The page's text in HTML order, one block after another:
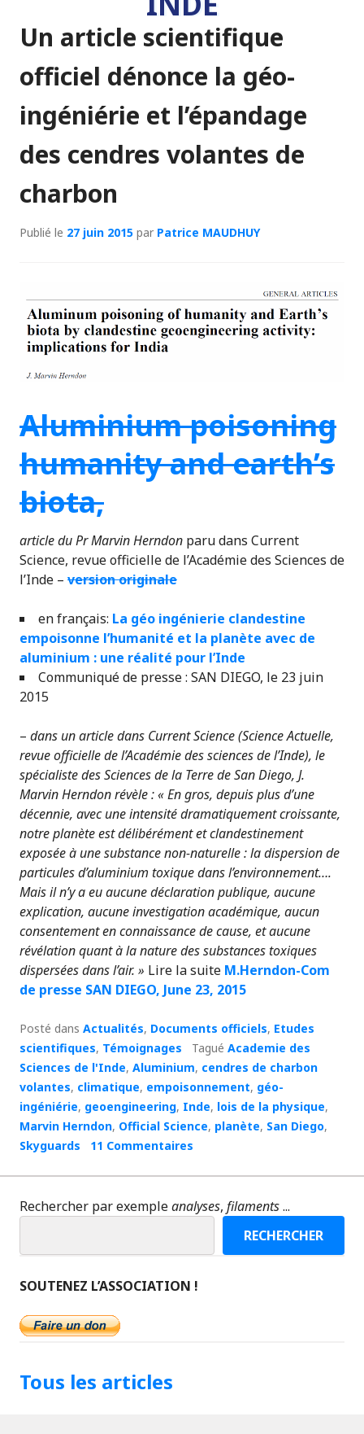
Un article scientifique
officiel dénonce la géo-
ingéniérie et l’épandage
des cendres volantes de
charbon
Publié le 27 juin 2015 par Patrice MAUDHUY
Aluminium poisoning
humanity and earth’s
biota,
article du Pr Marvin Herndon paru dans Current
Science, revue officielle de l’Académie des Sciences de
l’Inde – version originale
en français: La géo ingénierie clandestine
empoisonne l’humanité et la planète avec de
aluminium : une réalité pour l’Inde
Communiqué de presse : SAN DIEGO, le 23 juin
2015
– dans un article dans Current Science (Science Actuelle,
revue officielle de l’Académie des sciences de l’Inde), le
spécialiste des Sciences de la Terre de San Diego, J.
Marvin Herndon révèle : « En gros, depuis plus d’une
décennie, avec une intensité dramatiquement croissante,
notre planète est délibérément et clandestinement
exposée à une substance non-naturelle : la dispersion de
particules d’aluminium toxique dans l’environnement….
Mais il n’y a eu aucune déclaration publique, aucune
explication, aucune investigation académique, aucun
consentement en connaissance de cause, et aucune
révélation quant à la nature des substances toxiques
dispersées dans l’air. » Lire la suite M.Herndon-Com
de presse SAN DIEGO, June 23, 2015
Posté dans Actualités, Documents officiels, Etudes
scientifiques, Témoignages Tagué Academie des
Sciences de l'Inde, Aluminium, cendres de charbon
volantes, climatique, empoisonnement, géo-
ingéniérie, geoengineering, Inde, lois de la physique,
Marvin Herndon, Official Science, planète, San Diego,
Skyguards
11 Commentaires
Rechercher par exempleanalyses, filaments...
RECHERCHER
SOUTENEZ L’ASSOCIATION !
Tous les articles